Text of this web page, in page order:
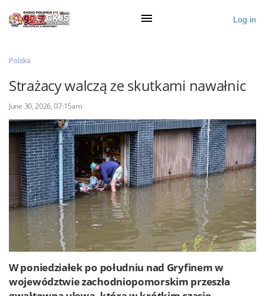
Ogłoś się
Działy
Zaloguj przez Clascal
×
Log in
Polska
Strażacy walczą ze skutkami nawałnic
June 30, 2026, 07:15am
W poniedziałek po południu nad Gryfinem w
województwie zachodniopomorskim przeszła